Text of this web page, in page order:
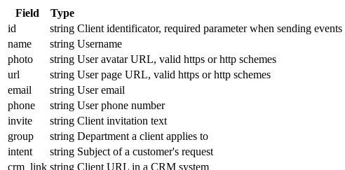
Field Type
id
string Client identificator, required parameter when sending
name
string Username
photo
string User avatar URL, valid https or http schemes
url
string User page URL, valid https or http schemes
email
string User email
phone
string User phone number
invite
string Client invitation text
group
string Department a client applies to
intent
string Subject of a customer's request
crm_link string Client URL in a CRM system